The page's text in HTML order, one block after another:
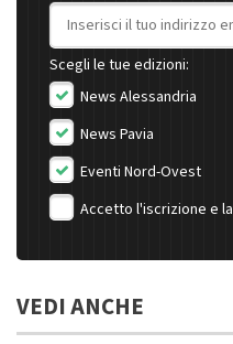
Indirizzo email
Scegli le tue edizioni:
News Alessandria
News Pavia
Eventi Nord-Ovest
Accetto l'iscrizione e la
VEDI ANCHE